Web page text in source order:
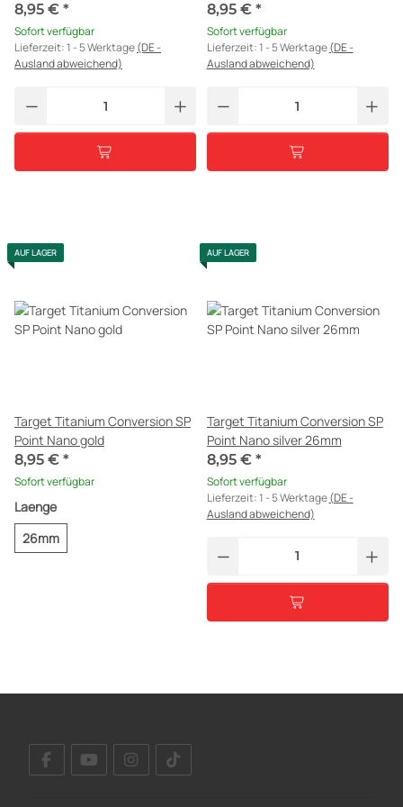
8,95 € *
Sofort verfügbar
Lieferzeit:1 - 5 Werktage(DE -
Ausland abweichend)
8,95 € *
Sofort verfügbar
Lieferzeit:1 - 5 Werktage(DE -
Ausland abweichend)
AUF LAGER
Target Titanium Conversion SP
Point Nano gold
8,95 € *
Sofort verfügbar
Laenge
26mm
AUF LAGER
Target Titanium Conversion SP
Point Nano silver 26mm
8,95 € *
Sofort verfügbar
Lieferzeit:1 - 5 Werktage(DE -
Ausland abweichend)